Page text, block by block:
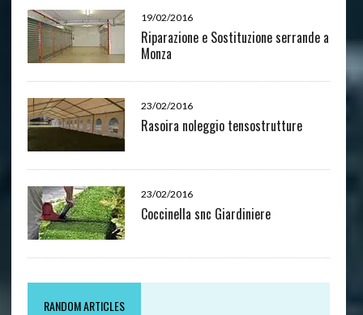
19/02/2016
Riparazione e Sostituzione serrande a
Monza
23/02/2016
Rasoira noleggio tensostrutture
23/02/2016
Coccinella snc Giardiniere
RANDOM ARTICLES